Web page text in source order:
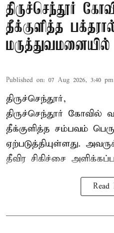
திருச்செந்தூர்
தீக்குளித்த
மருத்துவமனையில்
Published on: 07 Aug 2026, 3:40 pm
திருச்செந்தூர்,
திருச்செந்தூர் கோவில்
தீக்குளித்த சம்பவம்
ஏற்படுத்தியுள்ளது.
தீவிர சிகிச்சை
Read